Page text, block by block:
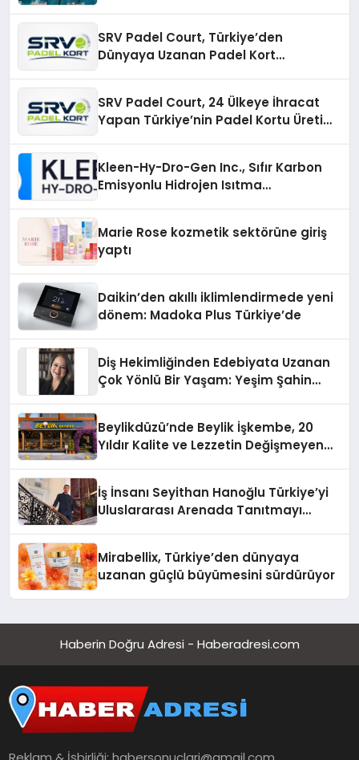
SRV Padel Court, Türkiye’den
Dünyaya Uzanan Padel Kort
SRV Padel Court, 24 Ülkeye İhracat
Yapan Türkiye’nin Padel Kortu Üretim
Kleen-Hy-Dro-Gen Inc., Sıfır Karbon
Emisyonlu Hidrojen Isıtma
Marie Rose kozmetik sektörüne giriş
yaptı
Daikin’den akıllı iklimlendirmede yeni
dönem: Madoka Plus Türkiye’de
Diş Hekimliğinden Edebiyata Uzanan
Çok Yönlü Bir Yaşam: Yeşim Şahin
Beylikdüzü’nde Beylik İşkembe, 20
Yıldır Kalite ve Lezzetin Değişmeyen
İş İnsanı Seyithan Hanoğlu Türkiye’yi
Uluslararası Arenada Tanıtmayı
Mirabellix, Türkiye’den dünyaya
uzanan güçlü büyümesini sürdürüyor
Haberin Doğru Adresi - Haberadresi.com